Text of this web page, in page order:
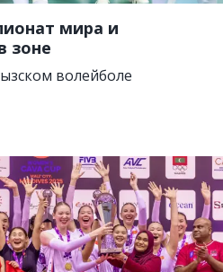
мира и
зоне
волейболе